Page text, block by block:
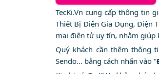
TecKi.Vn cung cấp thông tin
Thiết Bị Điện Gia Dụng, Điện
mại điện tử uy tín, nhằm giúp
Quý khách cần thêm thông
Sendo... bằng cách nhấn vào "